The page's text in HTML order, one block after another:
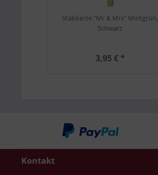
Stabkerze "Mr & Mrs" Mintgrün,
Schwarz
3,95 € *
Kontakt